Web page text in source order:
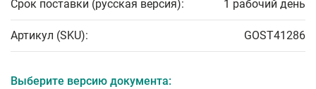
Срок поставки (русская версия): 1 рабочий день
Артикул (SKU): GOST41286
Выберите версию документа: